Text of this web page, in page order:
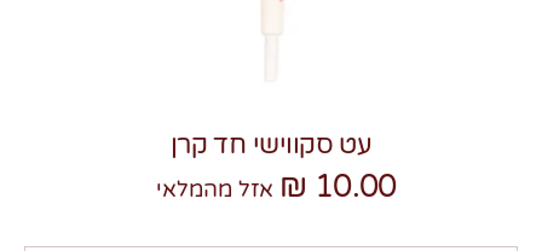
עט סקווישי חד קרן
10.00 ₪ אזל מהמלאי